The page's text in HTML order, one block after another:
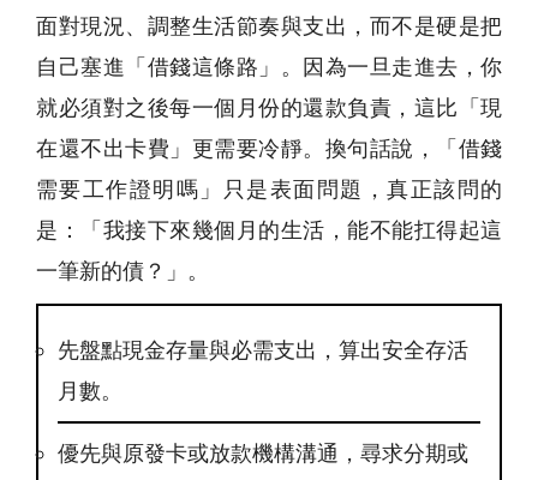
面對現況、調整生活節奏與支出，而不是硬是把
自己塞進「借錢這條路」。因為一旦走進去，你
就必須對之後每一個月份的還款負責，這比「現
在還不出卡費」更需要冷靜。換句話說，「借錢
需要工作證明嗎」只是表面問題，真正該問的
是：「我接下來幾個月的生活，能不能扛得起這
一筆新的債？」。
先盤點現金存量與必需支出，算出安全存活
月數。
優先與原發卡或放款機構溝通，尋求分期或